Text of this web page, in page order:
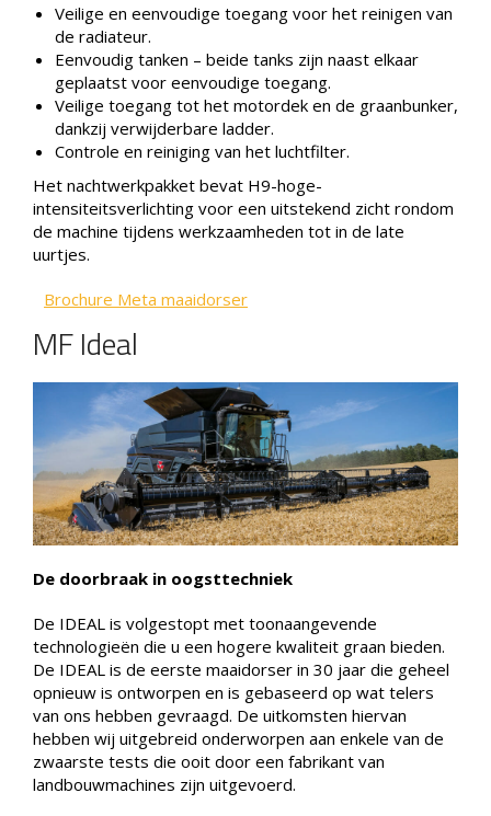
Veilige en eenvoudige toegang voor het reinigen van
de radiateur.
Eenvoudig tanken – beide tanks zijn naast elkaar
geplaatst voor eenvoudige toegang.
Veilige toegang tot het motordek en de graanbunker,
dankzij verwijderbare ladder.
Controle en reiniging van het luchtfilter.
Het nachtwerkpakket bevat H9-hoge-
intensiteitsverlichting voor een uitstekend zicht rondom
de machine tijdens werkzaamheden tot in de late
uurtjes.
Brochure Meta maaidorser
MF Ideal
De doorbraak in oogsttechniek
De IDEAL is volgestopt met toonaangevende
technologieën die u een hogere kwaliteit graan bieden.
De IDEAL is de eerste maaidorser in 30 jaar die geheel
opnieuw is ontworpen en is gebaseerd op wat telers
van ons hebben gevraagd. De uitkomsten hiervan
hebben wij uitgebreid onderworpen aan enkele van de
zwaarste tests die ooit door een fabrikant van
landbouwmachines zijn uitgevoerd.